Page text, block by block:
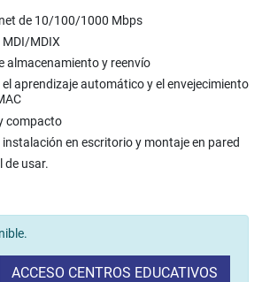
de 10/100/1000 Mbps
MDIX
almacenamiento y reenvío
aprendizaje automático y el envejecimiento
compacto
en escritorio y montaje en pared
de usar.
ACCESO CENTROS EDUCATIVOS